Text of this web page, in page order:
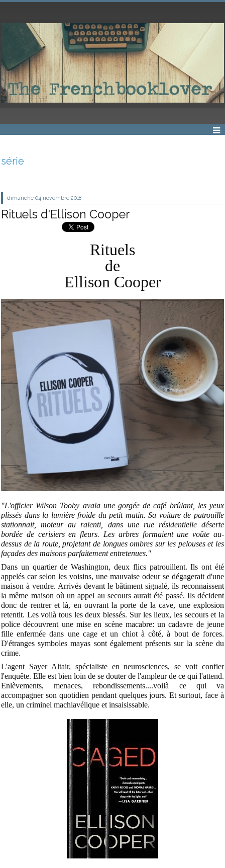
série
dimanche 04 novembre 2018
Rituels d'Ellison Cooper
Rituels
de
Ellison Cooper
"L'officier Wilson Tooby avala une gorgée de café brûlant, les yeux
plissés dans la lumière froide du petit matin. Sa voiture de patrouille
stationnait, moteur au ralenti, dans une rue résidentielle déserte
bordée de cerisiers en fleurs. Les arbres formaient une voûte au-
dessus de la route, projetant de longues ombres sur les pelouses et les
façades des maisons parfaitement entretenues."
Dans un quartier de Washington, deux flics patrouillent. Ils ont été
appelés car selon les voisins, une mauvaise odeur se dégagerait d'une
maison à vendre. Arrivés devant le bâtiment signalé, ils reconnaissent
la même maison où un appel au secours aurait été passé. Ils décident
donc de rentrer et là, en ouvrant la porte de la cave, une explosion
retentit. Les voilà tous les deux blessés. Sur les lieux, les secours et la
police découvrent une mise en scène macabre: un cadavre de jeune
fille enfermée dans une cage et un chiot à côté, à bout de forces.
D'étranges symboles mayas sont également présents sur la scène du
crime.
L'agent Sayer Altair, spécialiste en neurosciences, se voit confier
l'enquête. Elle est bien loin de se douter de l'ampleur de ce qui l'attend.
Enlèvements, menaces, rebondissements....voilà ce qui va
accompagner son quotidien pendant quelques jours. Et surtout, face à
elle, un criminel machiavélique et insaisissable.